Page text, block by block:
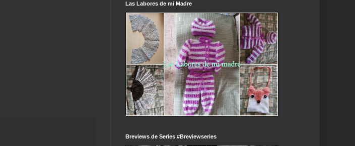
Las Labores de mi Madre
Breviews de Series #Breviewseries